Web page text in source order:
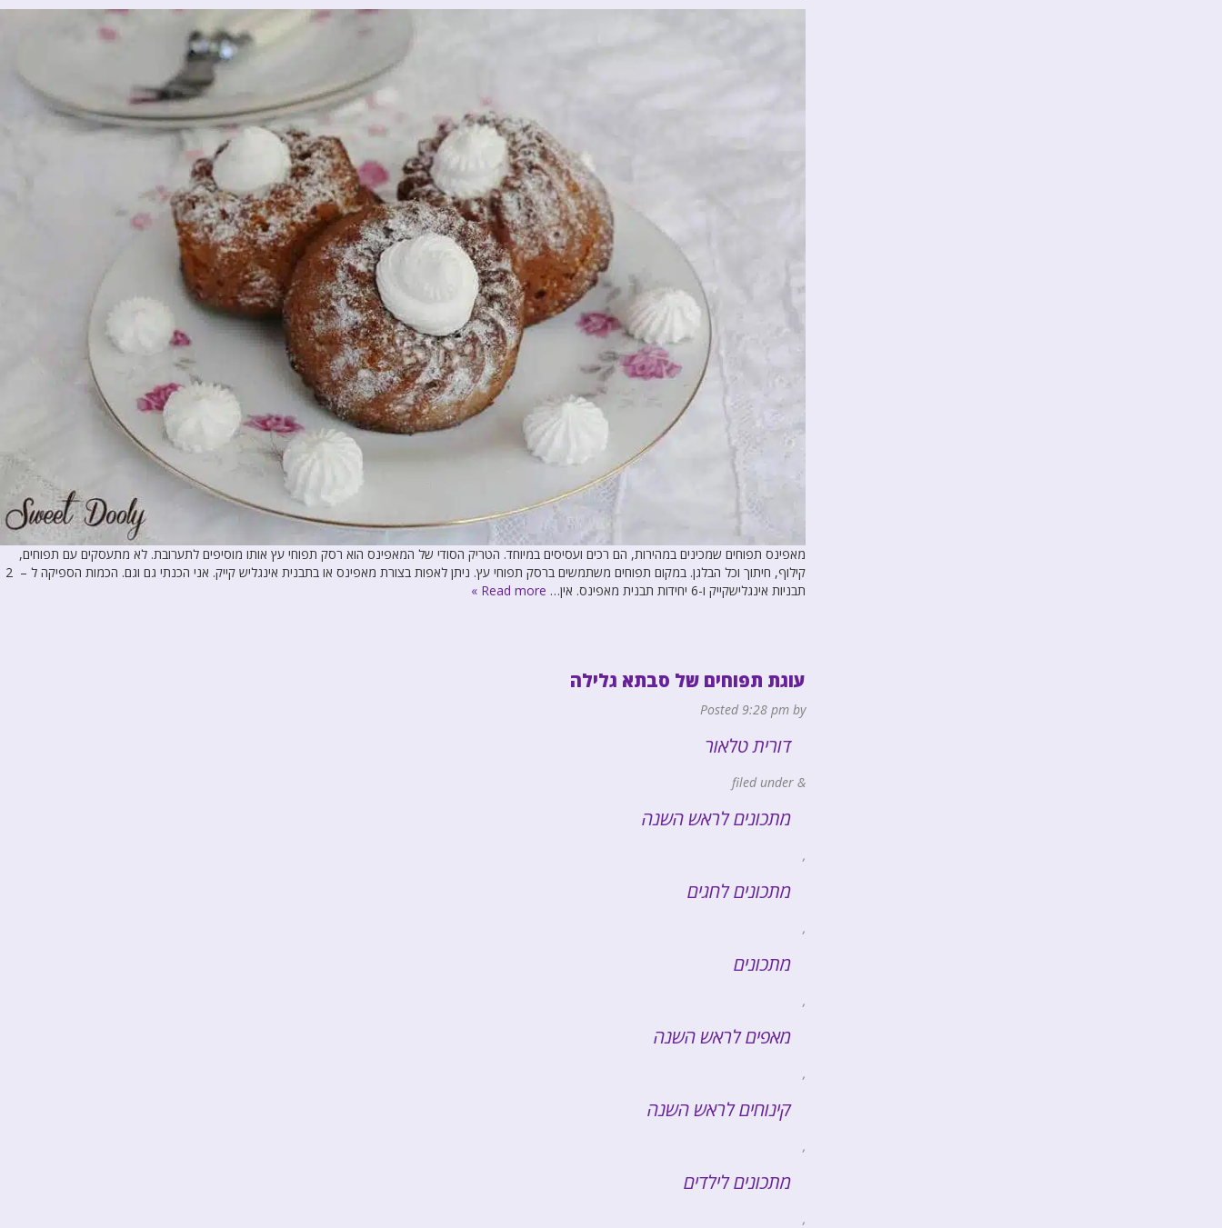
מאפינס תפוחים שמכינים במהירות, הם רכים ועסיסים במיוחד. הטריק הסודי של המאפינס הוא רסק תפוחי עץ אותו מוסיפים לתערובת. לא מתעסקים עם תפוחים,
קילוף, חיתוך וכל הבלגן. במקום תפוחים משתמשים ברסק תפוחי עץ. ניתן לאפות בצורת מאפינס או בתבנית אינגליש קייק. אני הכנתי גם וגם. הכמות הספיקה ל – 2
תבניות אינגלישקייק ו-6 יחידות תבנית מאפינס. אין…
Read more »
עוגת תפוחים של סבתא גלילה
Posted 9:28 pm by
דורית טלאור
&
מתכונים לראש השנה
,
מתכונים לחגים
,
מתכונים
,
מאפים לראש השנה
,
קינוחים לראש השנה
,
מתכונים לילדים
,